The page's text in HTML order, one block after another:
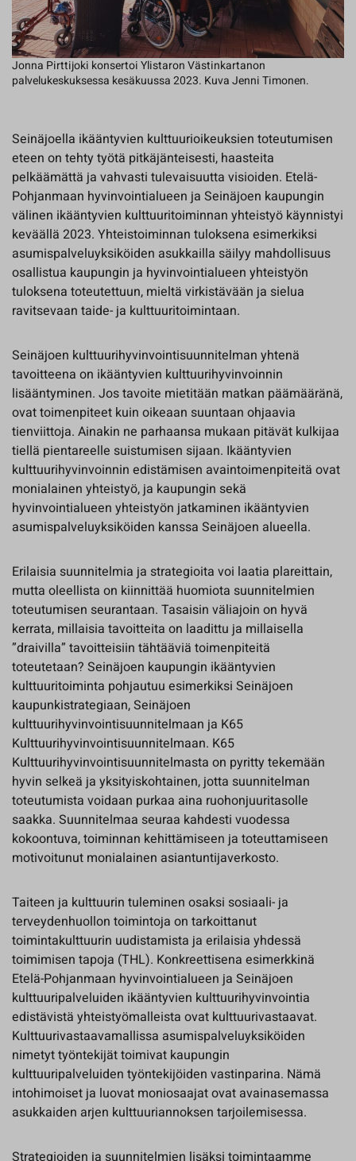
Jonna Pirttijoki konsertoi Ylistaron Västinkartanon
palvelukeskuksessa kesäkuussa 2023. Kuva Jenni Timonen.
Seinäjoella ikääntyvien kulttuurioikeuksien toteutumisen
eteen on tehty työtä pitkäjänteisesti, haasteita
pelkäämättä ja vahvasti tulevaisuutta visioiden. Etelä-
Pohjanmaan hyvinvointialueen ja Seinäjoen kaupungin
välinen ikääntyvien kulttuuritoiminnan yhteistyö käynnistyi
keväällä 2023. Yhteistoiminnan tuloksena esimerkiksi
asumispalveluyksiköiden asukkailla säilyy mahdollisuus
osallistua kaupungin ja hyvinvointialueen yhteistyön
tuloksena toteutettuun, mieltä virkistävään ja sielua
ravitsevaan taide- ja kulttuuritoimintaan.
Seinäjoen kulttuurihyvinvointisuunnitelman yhtenä
tavoitteena on ikääntyvien kulttuurihyvinvoinnin
lisääntyminen. Jos tavoite mietitään matkan päämääränä,
ovat toimenpiteet kuin oikeaan suuntaan ohjaavia
tienviittoja. Ainakin ne parhaansa mukaan pitävät kulkijaa
tiellä pientareelle suistumisen sijaan. Ikääntyvien
kulttuurihyvinvoinnin edistämisen avaintoimenpiteitä ovat
monialainen yhteistyö, ja kaupungin sekä
hyvinvointialueen yhteistyön jatkaminen ikääntyvien
asumispalveluyksiköiden kanssa Seinäjoen alueella.
Erilaisia suunnitelmia ja strategioita voi laatia plareittain,
mutta oleellista on kiinnittää huomiota suunnitelmien
toteutumisen seurantaan. Tasaisin väliajoin on hyvä
kerrata, millaisia tavoitteita on laadittu ja millaisella
”draivilla” tavoitteisiin tähtääviä toimenpiteitä
toteutetaan? Seinäjoen kaupungin ikääntyvien
kulttuuritoiminta pohjautuu esimerkiksi Seinäjoen
kaupunkistrategiaan, Seinäjoen
kulttuurihyvinvointisuunnitelmaan ja K65
Kulttuurihyvinvointisuunnitelmaan. K65
Kulttuurihyvinvointisuunnitelmasta on pyritty tekemään
hyvin selkeä ja yksityiskohtainen, jotta suunnitelman
toteutumista voidaan purkaa aina ruohonjuuritasolle
saakka. Suunnitelmaa seuraa kahdesti vuodessa
kokoontuva, toiminnan kehittämiseen ja toteuttamiseen
motivoitunut monialainen asiantuntijaverkosto.
Taiteen ja kulttuurin tuleminen osaksi sosiaali- ja
terveydenhuollon toimintoja on tarkoittanut
toimintakulttuurin uudistamista ja erilaisia yhdessä
toimimisen tapoja (THL). Konkreettisena esimerkkinä
Etelä-Pohjanmaan hyvinvointialueen ja Seinäjoen
kulttuuripalveluiden ikääntyvien kulttuurihyvinvointia
edistävistä yhteistyömalleista ovat kulttuurivastaavat.
Kulttuurivastaavamallissa asumispalveluyksiköiden
nimetyt työntekijät toimivat kaupungin
kulttuuripalveluiden työntekijöiden vastinparina. Nämä
intohimoiset ja luovat moniosaajat ovat avainasemassa
asukkaiden arjen kulttuuriannoksen tarjoilemisessa.